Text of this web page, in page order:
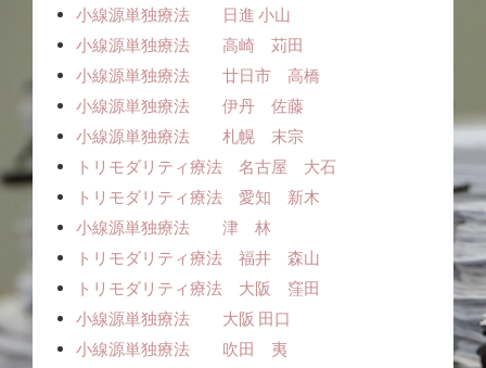
小線源単独療法 日進 小山
小線源単独療法 高崎 苅田
小線源単独療法 廿日市 高橋
小線源単独療法 伊丹 佐藤
小線源単独療法 札幌 末宗
トリモダリティ療法 名古屋 大石
トリモダリティ療法 愛知 新木
小線源単独療法 津 林
トリモダリティ療法 福井 森山
トリモダリティ療法 大阪 窪田
小線源単独療法 大阪 田口
小線源単独療法 吹田 夷